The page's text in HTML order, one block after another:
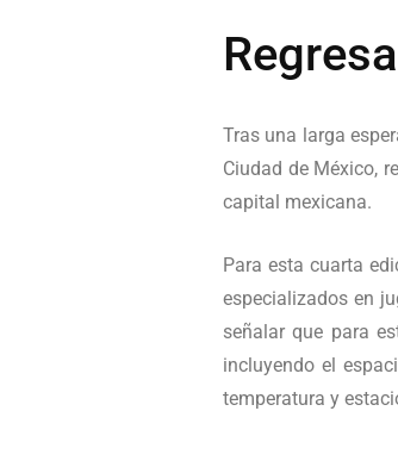
Tras una larga
Ciudad de México,
capital mexicana.
Para esta cuarta
especializados en
señalar que para
incluyendo el
temperatura y